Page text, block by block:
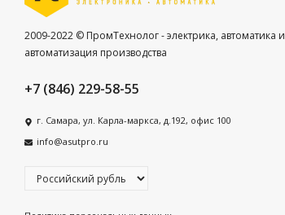
2009-2022 © ПромТехнолог - электрика, автоматика и
автоматизация производства
+7 (846) 229-58-55
г. Самара, ул. Карла-маркса, д.192, офис 100
info@asutpro.ru